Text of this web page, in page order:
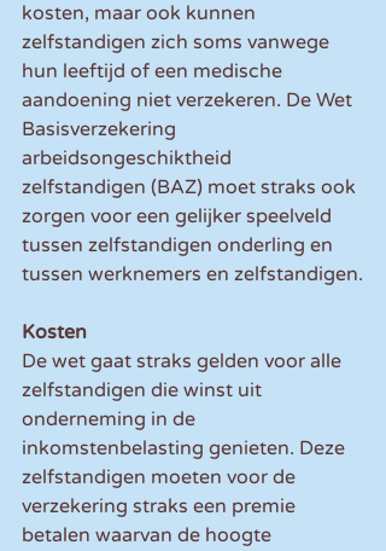
kosten, maar ook kunnen
zelfstandigen zich soms vanwege
hun leeftijd of een medische
aandoening niet verzekeren. De Wet
Basisverzekering
arbeidsongeschiktheid
zelfstandigen (BAZ) moet straks ook
zorgen voor een gelijker speelveld
tussen zelfstandigen onderling en
tussen werknemers en zelfstandigen.
Kosten
De wet gaat straks gelden voor alle
zelfstandigen die winst uit
onderneming in de
inkomstenbelasting genieten. Deze
zelfstandigen moeten voor de
verzekering straks een premie
betalen waarvan de hoogte